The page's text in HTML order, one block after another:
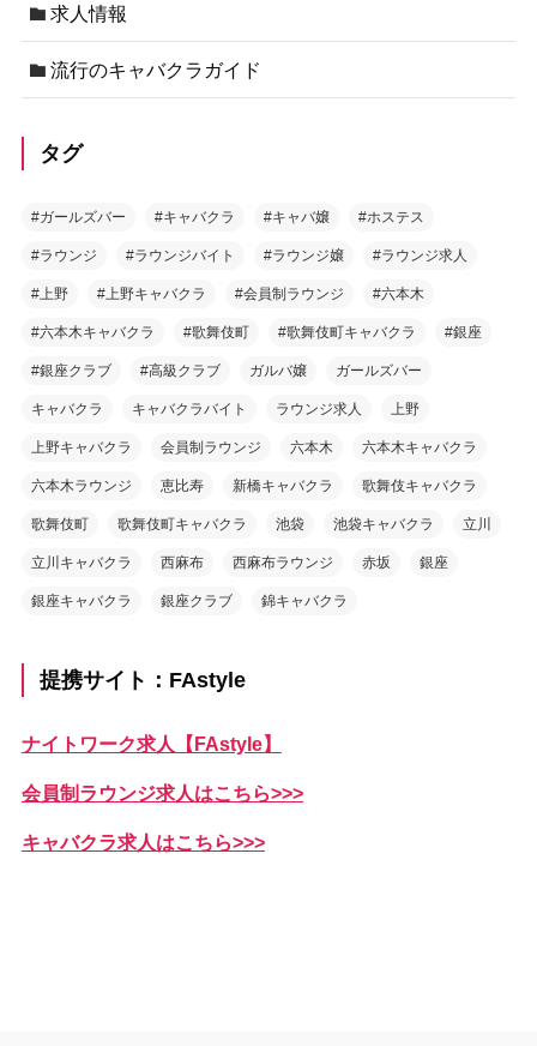
求人情報
流行のキャバクラガイド
タグ
#ガールズバー #キャバクラ #キャバ嬢 #ホステス
#ラウンジ #ラウンジバイト #ラウンジ嬢 #ラウンジ求人
#上野 #上野キャバクラ #会員制ラウンジ #六本木
#六本木キャバクラ #歌舞伎町 #歌舞伎町キャバクラ #銀座
#銀座クラブ #高級クラブ ガルバ嬢 ガールズバー
キャバクラ キャバクラバイト ラウンジ求人 上野
上野キャバクラ 会員制ラウンジ 六本木 六本木キャバクラ
六本木ラウンジ 恵比寿 新橋キャバクラ 歌舞伎キャバクラ
歌舞伎町 歌舞伎町キャバクラ 池袋 池袋キャバクラ 立川
立川キャバクラ 西麻布 西麻布ラウンジ 赤坂 銀座
銀座キャバクラ 銀座クラブ 錦キャバクラ
提携サイト：FAstyle
ナイトワーク求人【FAstyle】
会員制ラウンジ求人はこちら>>>
キャバクラ求人はこちら>>>